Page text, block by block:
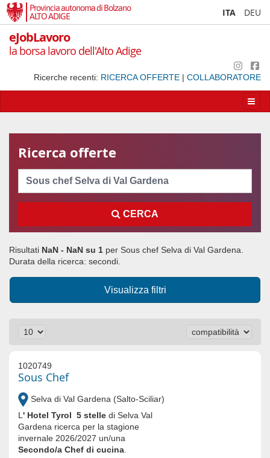
Provincia autonoma di Bolzano
ALTO ADIGE
ITA DEU
eJobLavoro
la borsa lavoro dell'Alto Adige
Ricerche recenti: RICERCA OFFERTE | COLLABORATORE
Apri/
la
Ricerca offerte
CERCA
Risultati NaN - NaN su 1 per Sous chef Selva di Val Gardena.
Durata della ricerca: secondi.
Visualizza filtri
1020749
Sous Chef
Selva di Val Gardena (Salto-Sciliar)
L' Hotel Tyrol 5 stelle di Selva Val
Gardena ricerca per la stagione
invernale 2026/2027 un/una
Secondo/a Chef di cucina.